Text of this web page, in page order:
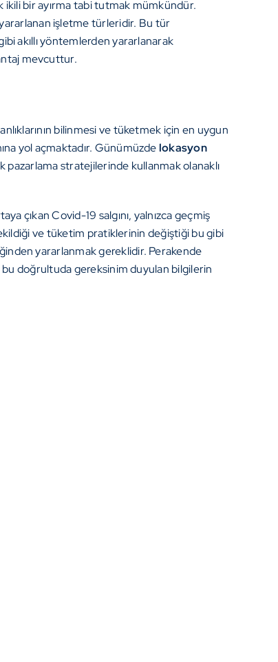
bir ayırma tabi tutmak mümkündür.
işletme türleridir. Bu tür
akıllı yöntemlerden yararlanarak
mevcuttur.
bilinmesi ve tüketmek için en uygun
yol açmaktadır. Günümüzdelokasyon
pazarlama stratejilerinde kullanmak olanaklı
çıkan Covid-19 salgını, yalnızca geçmiş
ve tüketim pratiklerinin değiştiği bu gibi
yararlanmak gereklidir. Perakende
bu doğrultuda gereksinim duyulan bilgilerin